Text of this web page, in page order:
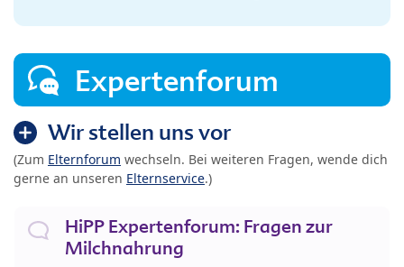
Expertenforum
Wir stellen uns vor
(Zum Elternforum wechseln. Bei weiteren Fragen, wende dich
gerne an unseren Elternservice.)
HiPP Expertenforum: Fragen zur
Milchnahrung